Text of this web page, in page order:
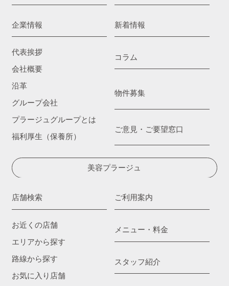
企業情報
代表挨拶
会社概要
沿革
グループ会社
プラージュグループとは
福利厚生（保養所）
新着情報
コラム
物件募集
ご意見・ご要望窓口
美容プラージュ
店舗検索
お近くの店舗
エリアから探す
路線から探す
お気に入り店舗
ご利用案内
メニュー・料金
スタッフ紹介